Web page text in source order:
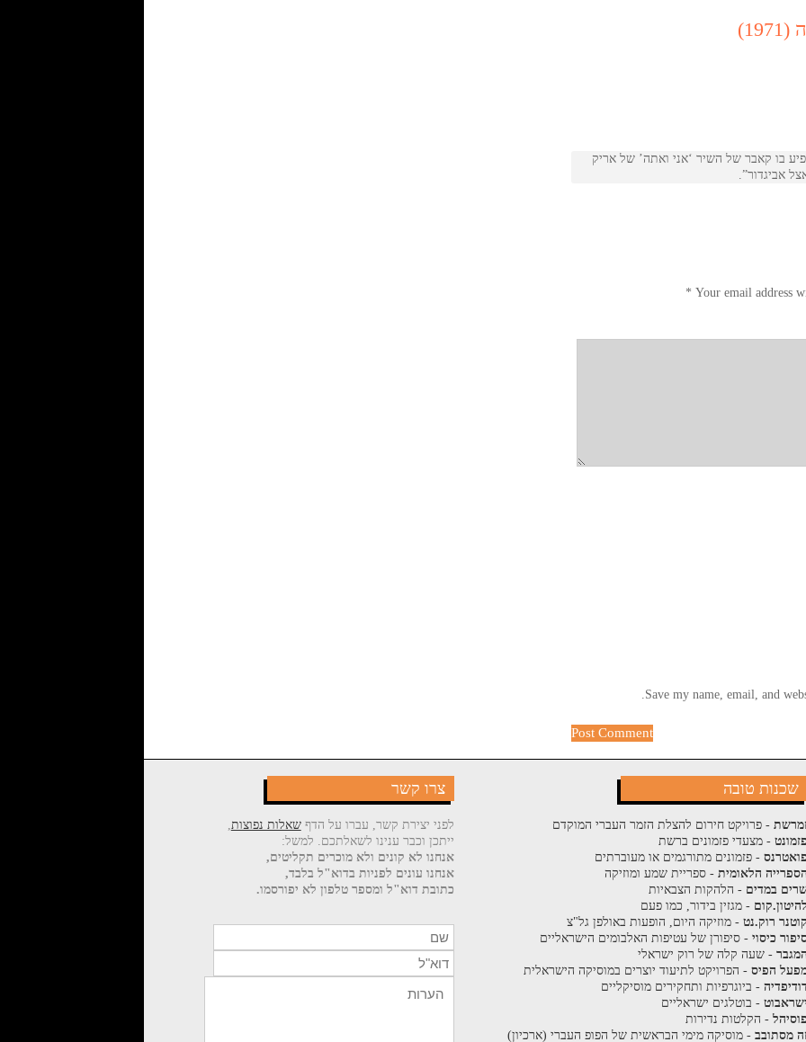
הזה משנת 1970, מפני שמופיע בו קאבר של השיר ‘אני ואתה’ של אריק
Your email address
*
Save my name, email, and
צרו קשר
לפני יצירת קשר, עברו על הדףשאלות נפוצות,
ייתכן וכבר ענינו לשאלתכם. למשל:
אנחנו לא קונים ולא מוכרים תקליטים,
אנחנו עונים לפניות בדוא"ל בלבד,
כתובת דוא"ל ומספר טלפון לא יפורסמו.
שכנות טובה
- פרויקט חירום להצלת הזמר העברי המוקדם
- מצעדי פזמונים ברשת
- פזמונים מתורגמים או מעוברתים
הלאומית- ספריית שמע ומוזיקה
במדים - הלהקות הצבאיות
- מגזין בידור, כמו פעם
רוק.נט- מוזיקה היום, הופעות באולפן גל"צ
כיסוי- סיפורן של עטיפות האלבומים הישראליים
- שעה קלה של רוק ישראלי
הפיס- הפרויקט לתיעוד יוצרים במוסיקה הישראלית
- ביוגרפיות ותחקירים מוסיקליים
- בוטלגים ישראליים
- הקלטות נדירות
מסתובב- מוסיקה מימי הבראשית של הפופ העברי (ארכיון)